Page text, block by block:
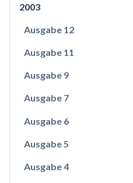
2003
Ausgabe 12
Ausgabe 11
Ausgabe 9
Ausgabe 7
Ausgabe 6
Ausgabe 5
Ausgabe 4